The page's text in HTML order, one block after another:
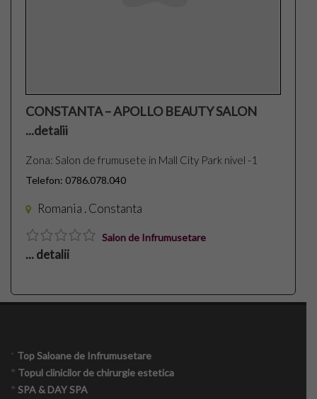
CONSTANTA – APOLLO BEAUTY SALON
...detalii
Zona: Salon de frumusete in Mall City Park nivel -1
Telefon: 0786.078.040
Romania . Constanta
Salon de Infrumusetare
... detalii
* Top Saloane de Infrumusetare
* Topul clinicilor de chirurgie estetica
* SPA & DAY SPA